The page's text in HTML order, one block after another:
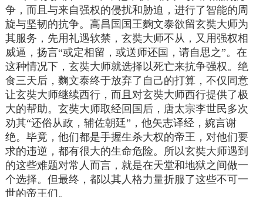
争，而且与来自强权的侵扰和胁迫，进行了智能的周
旋与坚韧的抗争。高昌国国王麴文泰欲留玄奘大师为
其服务，先用礼遇软禁，玄奘大师不从，又用强权相
威逼，扬言“或定相留，或送师还国，请自思之”。在
这种情况下，玄奘大师就选择以死亡来抗争强权。绝
食三天后，麴文泰终于放弃了自己的打算，不仅同意
让玄奘大师继续西行，而且对玄奘大师西行提供了极
大的帮助。玄奘大师取经回国后，唐太宗李世民多次
劝其“还俗从政，辅佐朝廷”，他矢志译经，婉言谢
绝。毕竟，他们都是手握生杀大权的帝王，对他们要
求的违逆，都有很大的生命危险。所以玄奘大师遇到
的这些难题对常人而言，就是在天堂和地狱之间做一
个选择。但最终，都以其人格力量折服了这些不可一
世的帝王们。